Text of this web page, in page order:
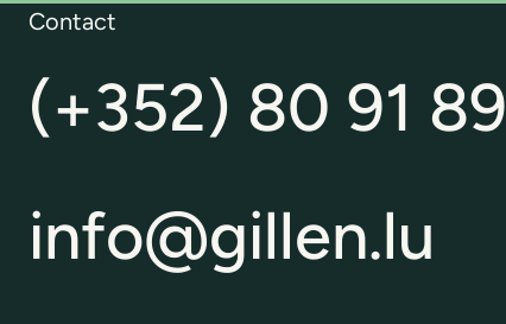
Contact
(+352) 80 91 89
info@gillen.lu